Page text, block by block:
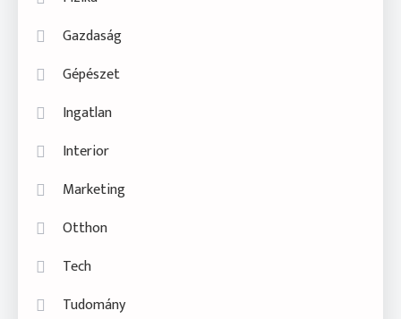
Gazdaság
Gépészet
Ingatlan
Interior
Marketing
Otthon
Tech
Tudomány